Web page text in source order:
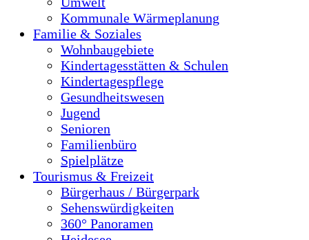
Kommunale Wärmeplanung
Familie & Soziales
Wohnbaugebiete
Kindertagesstätten & Schulen
Kindertagespflege
Gesundheitswesen
Jugend
Senioren
Familienbüro
Spielplätze
Tourismus & Freizeit
Bürgerhaus / Bürgerpark
Sehenswürdigkeiten
360° Panoramen